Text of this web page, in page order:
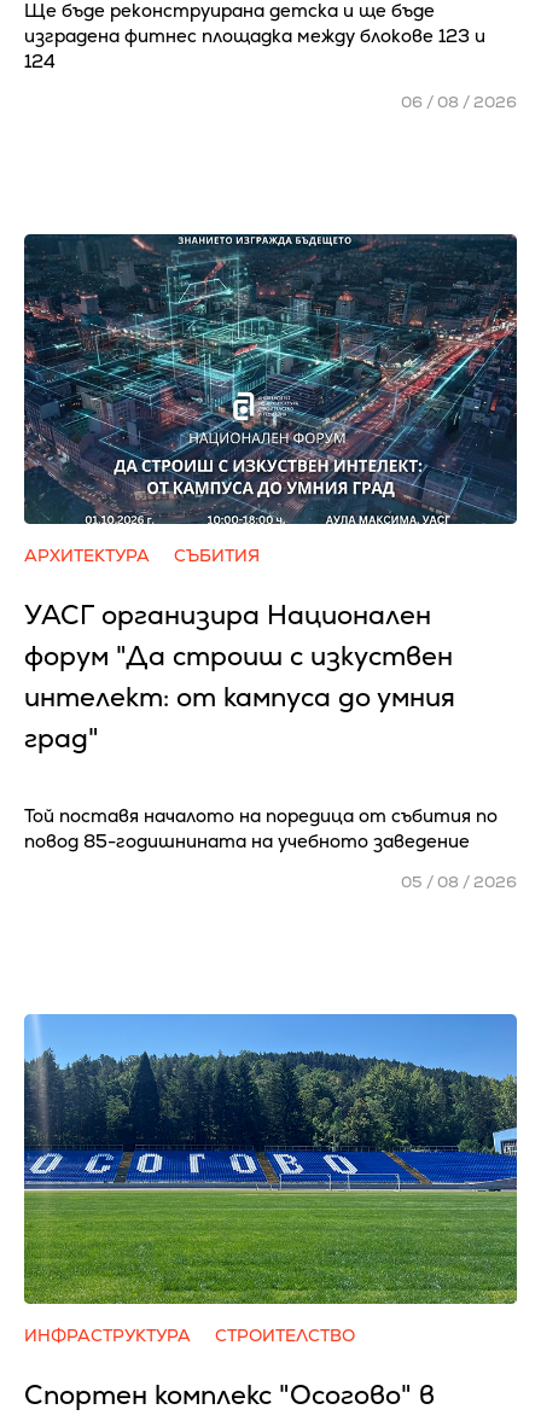
Ще бъде реконструирана детска и ще бъде
изградена фитнес площадка между блокове 123 и
124
06 / 08 / 2026
АРХИТЕКТУРА СЪБИТИЯ
УАСГ организира Национален
форум "Да строиш с изкуствен
интелект: от кампуса до умния
град"
Той поставя началото на поредица от събития по
повод 85-годишнината на учебното заведение
05 / 08 / 2026
ИНФРАСТРУКТУРА СТРОИТЕЛСТВО
Спортен комплекс "Осогово" в